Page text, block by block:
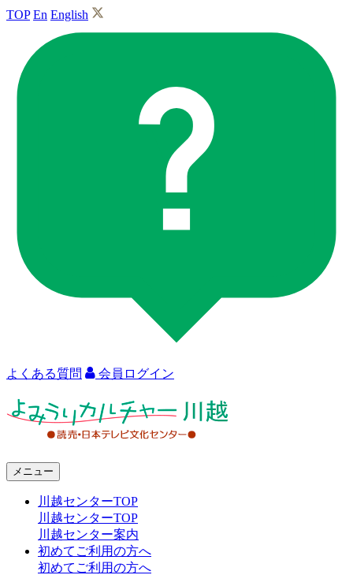
TOP En English
よくある質問 会員ログイン
メニュー
川越センターTOP
川越センターTOP
川越センター案内
初めてご利用の方へ
初めてご利用の方へ